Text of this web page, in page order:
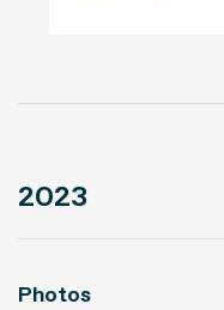
2023
Photos